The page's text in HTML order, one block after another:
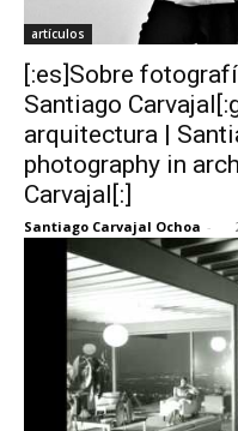
artículos
[:es]Sobre
Santiago
arquitectura |
photography in
Carvajal[:]
Santiago Carvajal Ochoa -